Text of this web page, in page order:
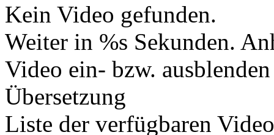
Kein Video gefunden.
Weiter in %s Sekunden.
Video ein- bzw. ausblenden
Übersetzung
Liste der verfügbaren